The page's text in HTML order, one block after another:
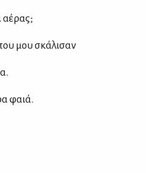
αέ­ρας;
μου σκά­λι­σαν
φαιά.